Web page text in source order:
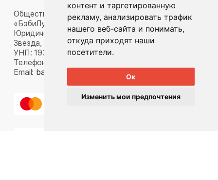
контент и таргетированную
рекламу, анализировать трафик
нашего веб-сайта и понимать,
откуда приходят наши
посетители.
Ок
Изменить мои предпочтения
Общество с ограниченной ответственностью
«БэбиЛук»
Юридический адрес: 220117, г. Минск, пр-т Газеты
Звезда, д. 16, пом. 52
УНП: 193815124
Телефон:
Email: babylook.gm@gmail.com